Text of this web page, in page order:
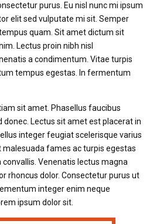
purus. Eu nisl nunc mi ipsum
elit sed vulputate mi sit. Semper
quam. Sit amet dictum sit
Lectus proin nibh nisl
a condimentum. Vitae turpis
tempus egestas. In fermentum
sit amet. Phasellus faucibus
donec. Lectus sit amet est placerat in
integer feugiat scelerisque varius
malesuada fames ac turpis egestas
Venenatis lectus magna
rhoncus dolor. Consectetur purus ut
integer enim neque
ipsum dolor sit.